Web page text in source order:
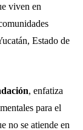
viven en
Estado de
, enfatiza
para el
no se atiende en